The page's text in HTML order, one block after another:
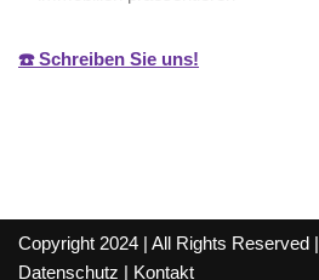
☎️ Schreiben Sie uns!
Copyright 2024 | All Rights Reserved |
Datenschutz | Kontakt